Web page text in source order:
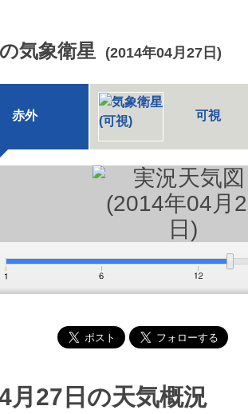
気象衛星 (2014年04月27日)
赤外 可視
月27日の天気概況